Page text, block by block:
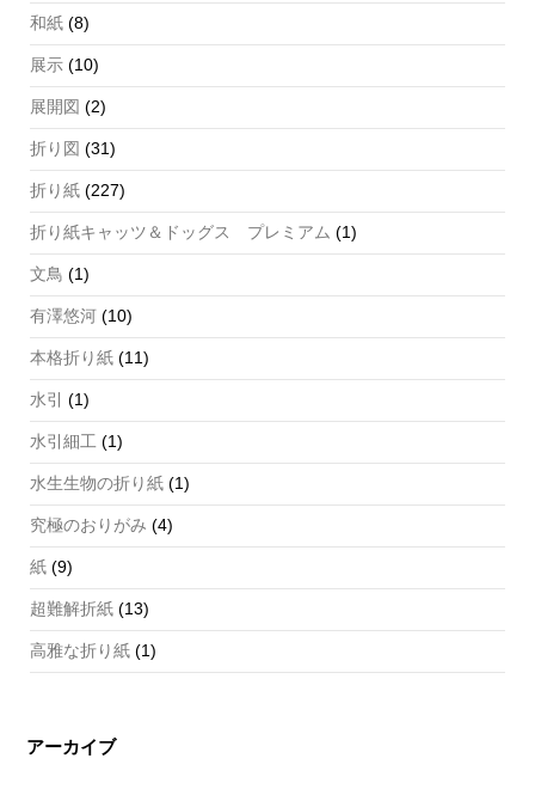
和紙 (8)
展示 (10)
展開図 (2)
折り図 (31)
折り紙 (227)
折り紙キャッツ＆ドッグス プレミアム (1)
文鳥 (1)
有澤悠河 (10)
本格折り紙 (11)
水引 (1)
水引細工 (1)
水生生物の折り紙 (1)
究極のおりがみ (4)
紙 (9)
超難解折紙 (13)
高雅な折り紙 (1)
アーカイブ